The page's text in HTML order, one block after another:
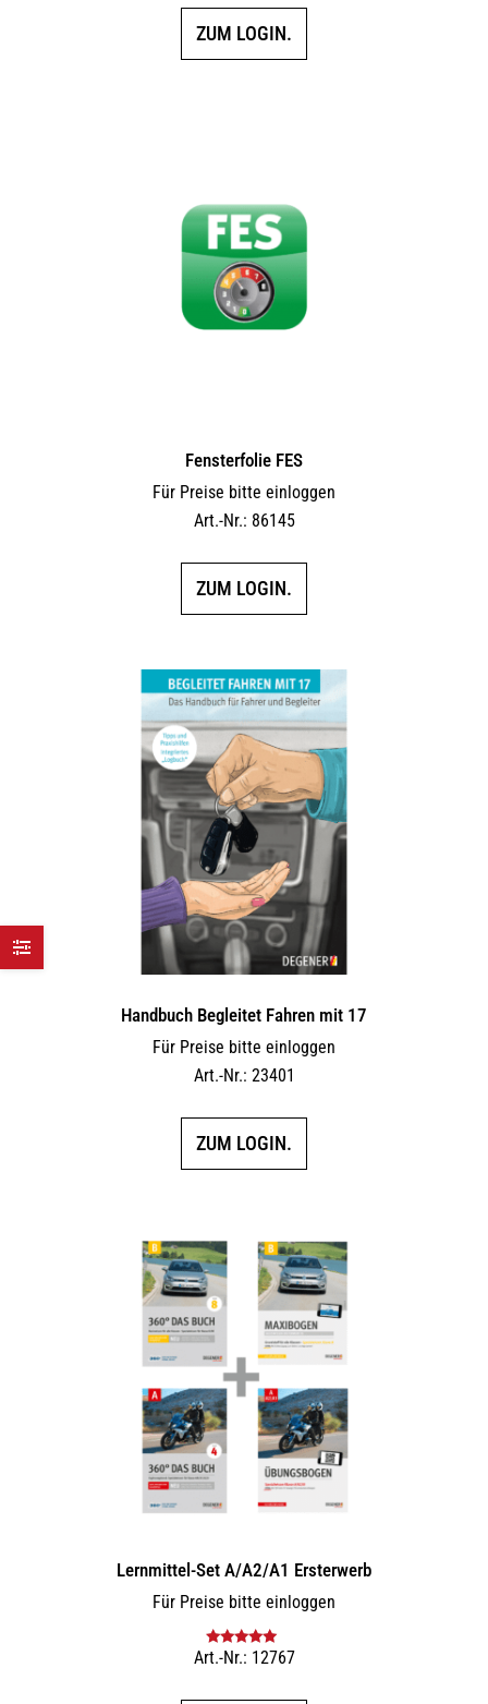
ZUM LOGIN.
Fensterfolie FES
Für Preise bitte einloggen
Art.-Nr.: 86145
ZUM LOGIN.
Handbuch Begleitet Fahren mit 17
Für Preise bitte einloggen
Art.-Nr.: 23401
ZUM LOGIN.
Lernmittel-Set A/A2/A1 Ersterwerb
Für Preise bitte einloggen
Bewertet mit
Art.-Nr.: 12767